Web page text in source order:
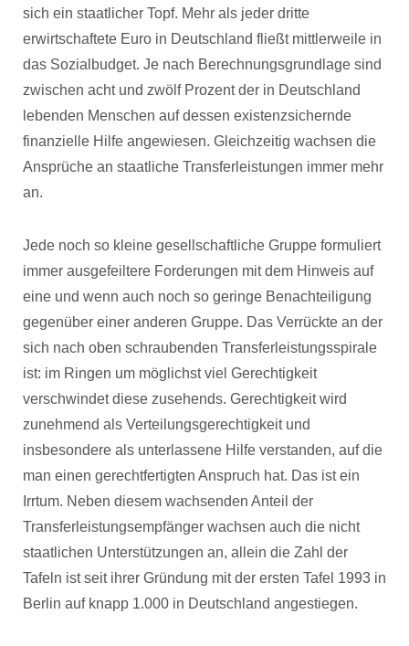
sich ein staatlicher Topf. Mehr als jeder dritte
erwirtschaftete Euro in Deutschland fließt mittlerweile in
das Sozialbudget. Je nach Berechnungsgrundlage sind
zwischen acht und zwölf Prozent der in Deutschland
lebenden Menschen auf dessen existenzsichernde
finanzielle Hilfe angewiesen. Gleichzeitig wachsen die
Ansprüche an staatliche Transferleistungen immer mehr
an.
Jede noch so kleine gesellschaftliche Gruppe formuliert
immer ausgefeiltere Forderungen mit dem Hinweis auf
eine und wenn auch noch so geringe Benachteiligung
gegenüber einer anderen Gruppe. Das Verrückte an der
sich nach oben schraubenden Transferleistungsspirale
ist: im Ringen um möglichst viel Gerechtigkeit
verschwindet diese zusehends. Gerechtigkeit wird
zunehmend als Verteilungsgerechtigkeit und
insbesondere als unterlassene Hilfe verstanden, auf die
man einen gerechtfertigten Anspruch hat. Das ist ein
Irrtum. Neben diesem wachsenden Anteil der
Transferleistungsempfänger wachsen auch die nicht
staatlichen Unterstützungen an, allein die Zahl der
Tafeln ist seit ihrer Gründung mit der ersten Tafel 1993 in
Berlin auf knapp 1.000 in Deutschland angestiegen.